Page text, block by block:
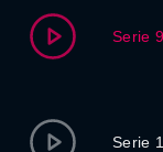
Serie 9
Serie